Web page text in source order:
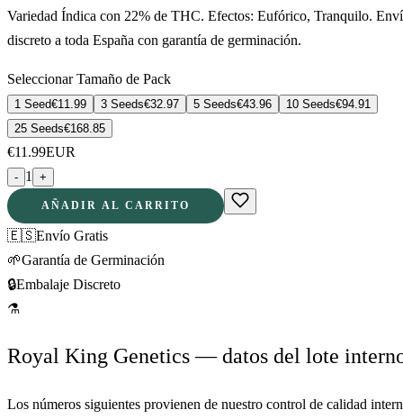
Variedad Índica con 22% de THC. Efectos: Eufórico, Tranquilo.
discreto a toda España con garantía de germinación.
Seleccionar Tamaño de Pack
1 Seed€11.99 3 Seeds€32.97 5 Seeds€43.96 10 Seeds€94.91
25 Seeds€168.85
€11.99EUR
- 1 +
AÑADIR AL CARRITO
🇪🇸Envío Gratis
🌱Garantía de Germinación
🔒Embalaje Discreto
⚗
Royal King Genetics — datos del lote
Los números siguientes provienen de nuestro control de calidad